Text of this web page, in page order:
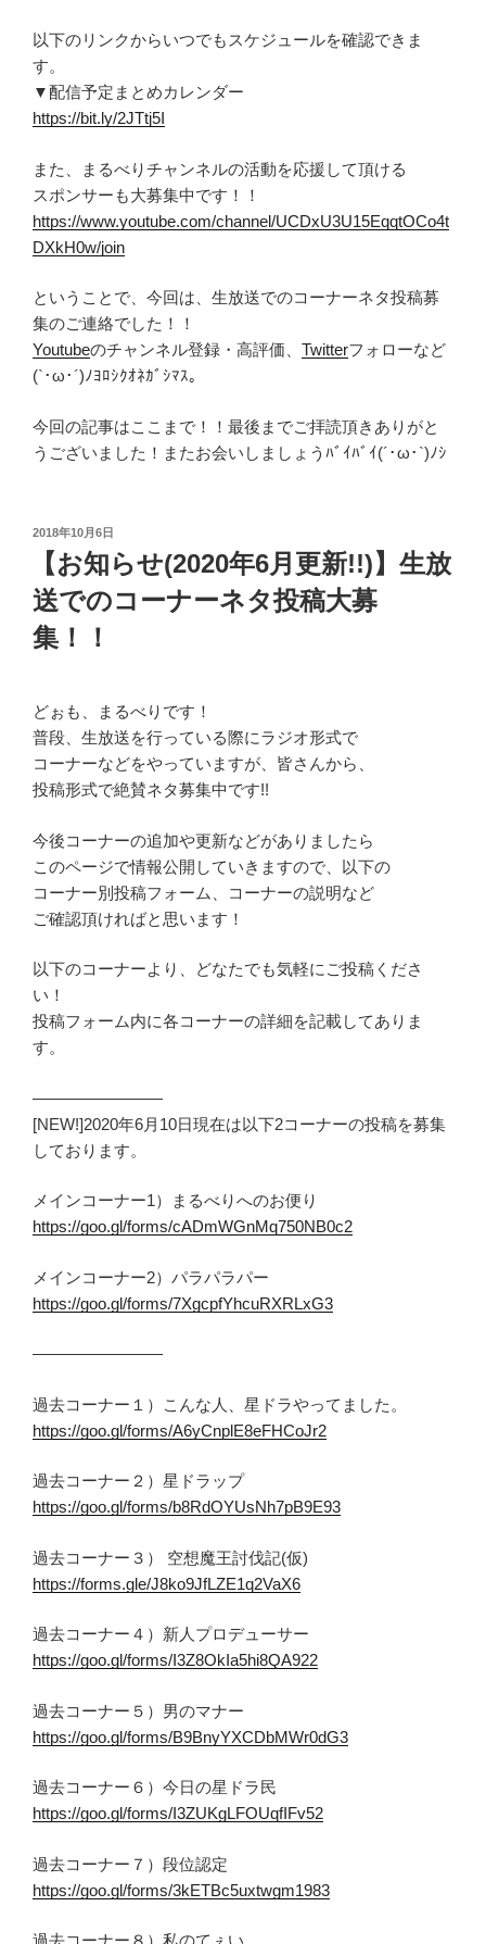
以下のリンクからいつでもスケジュールを確認できま
す。
▼配信予定まとめカレンダー
https://bit.ly/2JTtj5I
また、まるべりチャンネルの活動を応援して頂ける
スポンサーも大募集中です！！
https://www.youtube.com/channel/UCDxU3U15EqqtOCo4t
DXkH0w/join
ということで、今回は、生放送でのコーナーネタ投稿募
集のご連絡でした！！
Youtubeのチャンネル登録・高評価、 Twitterフォローなど
(`･ω･´)ﾉﾖﾛｼｸｵﾈｶﾞｼﾏｽ。
今回の記事はここまで！！最後までご拝読頂きありがと
うございました！またお会いしましょうﾊﾞｲﾊﾞｲ(´･ω･`)ﾉｼ
投
2018年10月6日
【お知らせ(2020年6月更新!!)】生放
送でのコーナーネタ投稿大募
集！！
どぉも、まるべりです！
普段、生放送を行っている際にラジオ形式で
コーナーなどをやっていますが、皆さんから、
投稿形式で絶賛ネタ募集中です!!
今後コーナーの追加や更新などがありましたら
このページで情報公開していきますので、以下の
コーナー別投稿フォーム、コーナーの説明など
ご確認頂ければと思います！
以下のコーナーより、どなたでも気軽にご投稿くださ
い！
投稿フォーム内に各コーナーの詳細を記載してありま
す。
————————
[NEW!]2020年6月10日現在は以下2コーナーの投稿を募集
しております。
メインコーナー1）まるべりへのお便り
https://goo.gl/forms/cADmWGnMq750NB0c2
メインコーナー2）パラパラパー
https://goo.gl/forms/7XgcpfYhcuRXRLxG3
————————
過去コーナー１）こんな人、星ドラやってました。
https://goo.gl/forms/A6yCnplE8eFHCoJr2
過去コーナー２）星ドラップ
https://goo.gl/forms/b8RdOYUsNh7pB9E93
過去コーナー３） 空想魔王討伐記(仮)
https://forms.gle/J8ko9JfLZE1q2VaX6
過去コーナー４）新人プロデューサー
https://goo.gl/forms/I3Z8OkIa5hi8QA922
過去コーナー５）男のマナー
https://goo.gl/forms/B9BnyYXCDbMWr0dG3
過去コーナー６）今日の星ドラ民
https://goo.gl/forms/I3ZUKgLFOUqfIFv52
過去コーナー７）段位認定
https://goo.gl/forms/3kETBc5uxtwgm1983
過去コーナー８）私のてぇい